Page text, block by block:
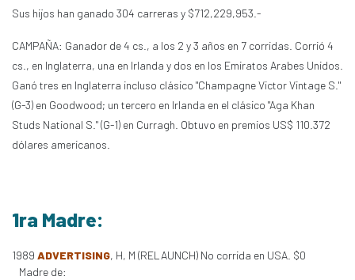
Sus hijos han ganado 304 carreras y $712,229,953.-
CAMPAÑA: Ganador de 4 cs., a los 2 y 3 años en 7 corridas. Corrió 4
cs., en Inglaterra, una en Irlanda y dos en los Emiratos Arabes Unidos.
Ganó tres en Inglaterra incluso clásico "Champagne Victor Vintage S."
(G-3) en Goodwood; un tercero en Irlanda en el clásico "Aga Khan
Studs National S." (G-1) en Curragh. Obtuvo en premios US$ 110.372
dólares americanos.
1ra Madre:
1989 ADVERTISING, H, M (RELAUNCH) No corrida en USA. $0
Madre de: